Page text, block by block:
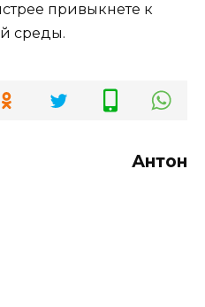
привыкнете к
среды.
Антон